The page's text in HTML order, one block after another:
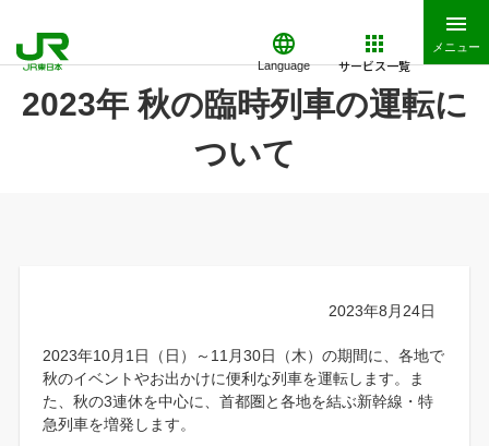
Language サービス一覧
メニュー
2023年 秋の臨時列車の運転に
ついて
2023年8月24日
2023年10月1日（日）～11月30日（木）の期間に、各地で
秋のイベントやお出かけに便利な列車を運転します。ま
た、秋の3連休を中心に、首都圏と各地を結ぶ新幹線・特
急列車を増発します。